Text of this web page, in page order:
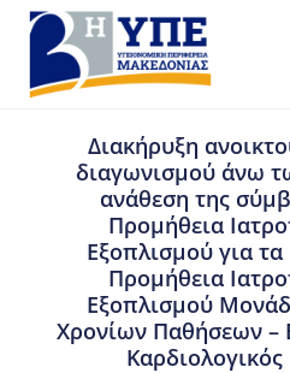
Διακήρυξη
διαγωνισμού άνω
ανάθεση της
Προμήθεια
Εξοπλισμού για τα
Προμήθεια
Εξοπλισμού
Χρονίων Παθήσεων –